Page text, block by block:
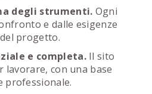
degli strumenti. Ogni
e dalle esigenze
progetto.
e completa.Il sito
con una base
professionale.